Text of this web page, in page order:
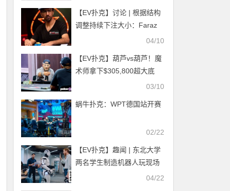
【EV扑克】讨论 | 根据结构
调整持续下注大小：Faraz
04/10
【EV扑克】葫芦vs葫芦！魔
术师拿下$305,800超大底
03/10
蜗牛扑克：WPT德国站开赛
02/22
【EV扑克】趣闻 | 东北大学
两名学生制造机器人玩现场
扑克以改进仓库中的机器人
04/22